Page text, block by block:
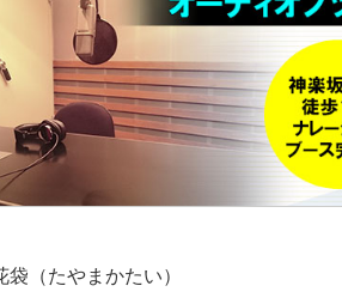
袋（たやまかたい）